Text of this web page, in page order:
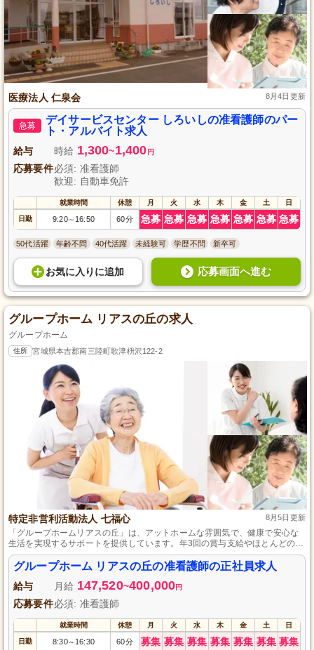
医療法人 仁泉会 8月4日更新
急募
デイサービスセンター しろいしの准看護師のパー
ト・アルバイト求人
給与 時給 1,300~1,400 円
応募要件必須: 准看護師
歓迎: 自動車免許
就業時間 休憩 月 火 水 木 金 土 日
日勤 9:20～ 16:50 60分 急募 急募 急募 急募 急募 急募 急募
50代活躍 年齢不問 40代活躍 未経験可 学歴不問 新卒可
お気に入り に追加 応募画面へ進む
グループホーム リアスの丘の求人
グループホーム
住所 宮城県本吉郡南三陸町歌津枡沢122-2
特定非営利活動法人 七福心 8月5日更新
「グループホームリアスの丘」は、アットホームな雰囲気で、健康で安心な
生活を実現するサポートを提供しています。年3回の賞与支給やほとんどの残
業がないため、働きやすい環境も整っています。准看護師の資格を持つ方で
あれば経験の有無は問いません。スタッフのこころに響く働き方を提供しま
す。
グループホーム リアスの丘の准看護師の正社員求人
給与 月給 147,520~400,000円
応募要件必須: 准看護師
就業時間 休憩 月 火 水 木 金 土 日
日勤 8:30～ 16:30 60分 募集 募集 募集 募集 募集 募集 募集